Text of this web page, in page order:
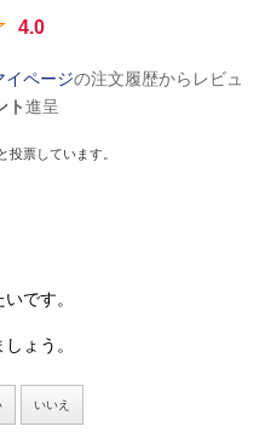
4.0
イページの注文履歴からレビュ
ト進呈
投票しています。
です。
ょう。
いいえ